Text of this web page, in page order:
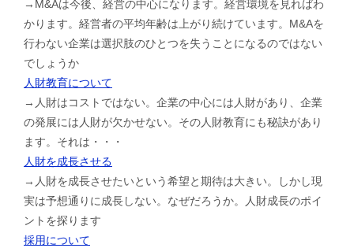
→M&Aは今後、経営の中心になります。経営環境を見ればわ
かります。経営者の平均年齢は上がり続けています。M&Aを
行わない企業は選択肢のひとつを失うことになるのではない
でしょうか
人財教育について
→人財はコストではない。企業の中心には人財があり、企業
の発展には人財が欠かせない。その人財教育にも秘訣があり
ます。それは・・・
人財を成長させる
→人財を成長させたいという希望と期待は大きい。しかし現
実は予想通りに成長しない。なぜだろうか。人財成長のポイ
ントを探ります
採用について